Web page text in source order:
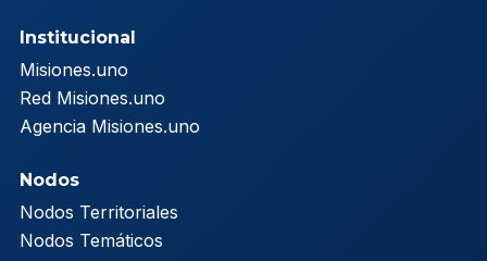
Institucional
Misiones.uno
Red Misiones.uno
Agencia Misiones.uno
Nodos
Nodos Territoriales
Nodos Temáticos